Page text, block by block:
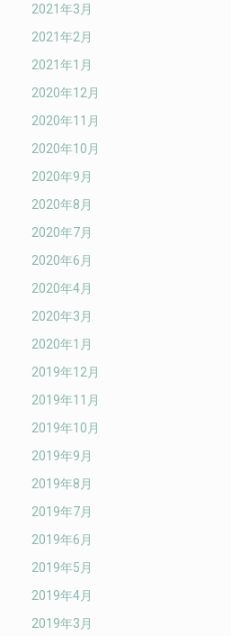
2021年3月
2021年2月
2021年1月
2020年12月
2020年11月
2020年10月
2020年9月
2020年8月
2020年7月
2020年6月
2020年4月
2020年3月
2020年1月
2019年12月
2019年11月
2019年10月
2019年9月
2019年8月
2019年7月
2019年6月
2019年5月
2019年4月
2019年3月